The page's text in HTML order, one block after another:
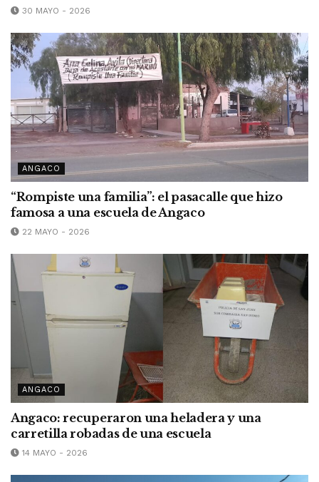
30 MAYO - 2026
ANGACO
“Rompiste una familia”: el pasacalle que hizo
famosa a una escuela de Angaco
22 MAYO - 2026
ANGACO
Angaco: recuperaron una heladera y una
carretilla robadas de una escuela
14 MAYO - 2026